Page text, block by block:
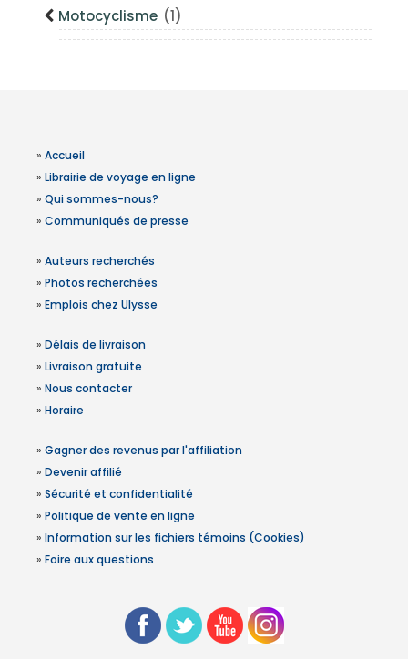
Motocyclisme (1)
» Accueil
» Librairie de voyage en ligne
» Qui sommes-nous?
» Communiqués de presse
» Auteurs recherchés
» Photos recherchées
» Emplois chez Ulysse
» Délais de livraison
» Livraison gratuite
» Nous contacter
» Horaire
» Gagner des revenus par l'affiliation
» Devenir affilié
» Sécurité et confidentialité
» Politique de vente en ligne
» Information sur les fichiers témoins (Cookies)
» Foire aux questions